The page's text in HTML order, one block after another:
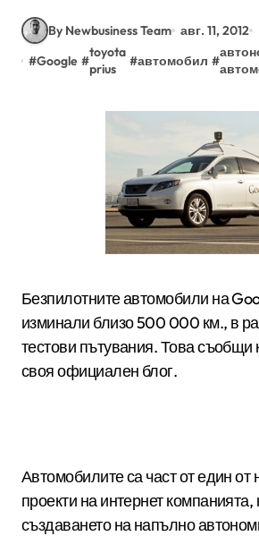
By Newbusiness Team авг. 11, 2012
#Google #
toyota
prius
#автомобил #
Безпилотните автомобили на Google вече са
изминали близо 500 000 км., в
тестови пътувания. Това съобщи
своя официален блог.
Автомобилите са част от един от
проекти на интернет компанията,
създаването на напълно